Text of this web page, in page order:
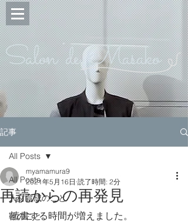
Salon de Masako
記事
All Posts
人材育成のこと
靴のこと
All Posts
再読からの再発見
myamamura9
2021年5月16日 読了時間: 2分
読書する時間が増えました。